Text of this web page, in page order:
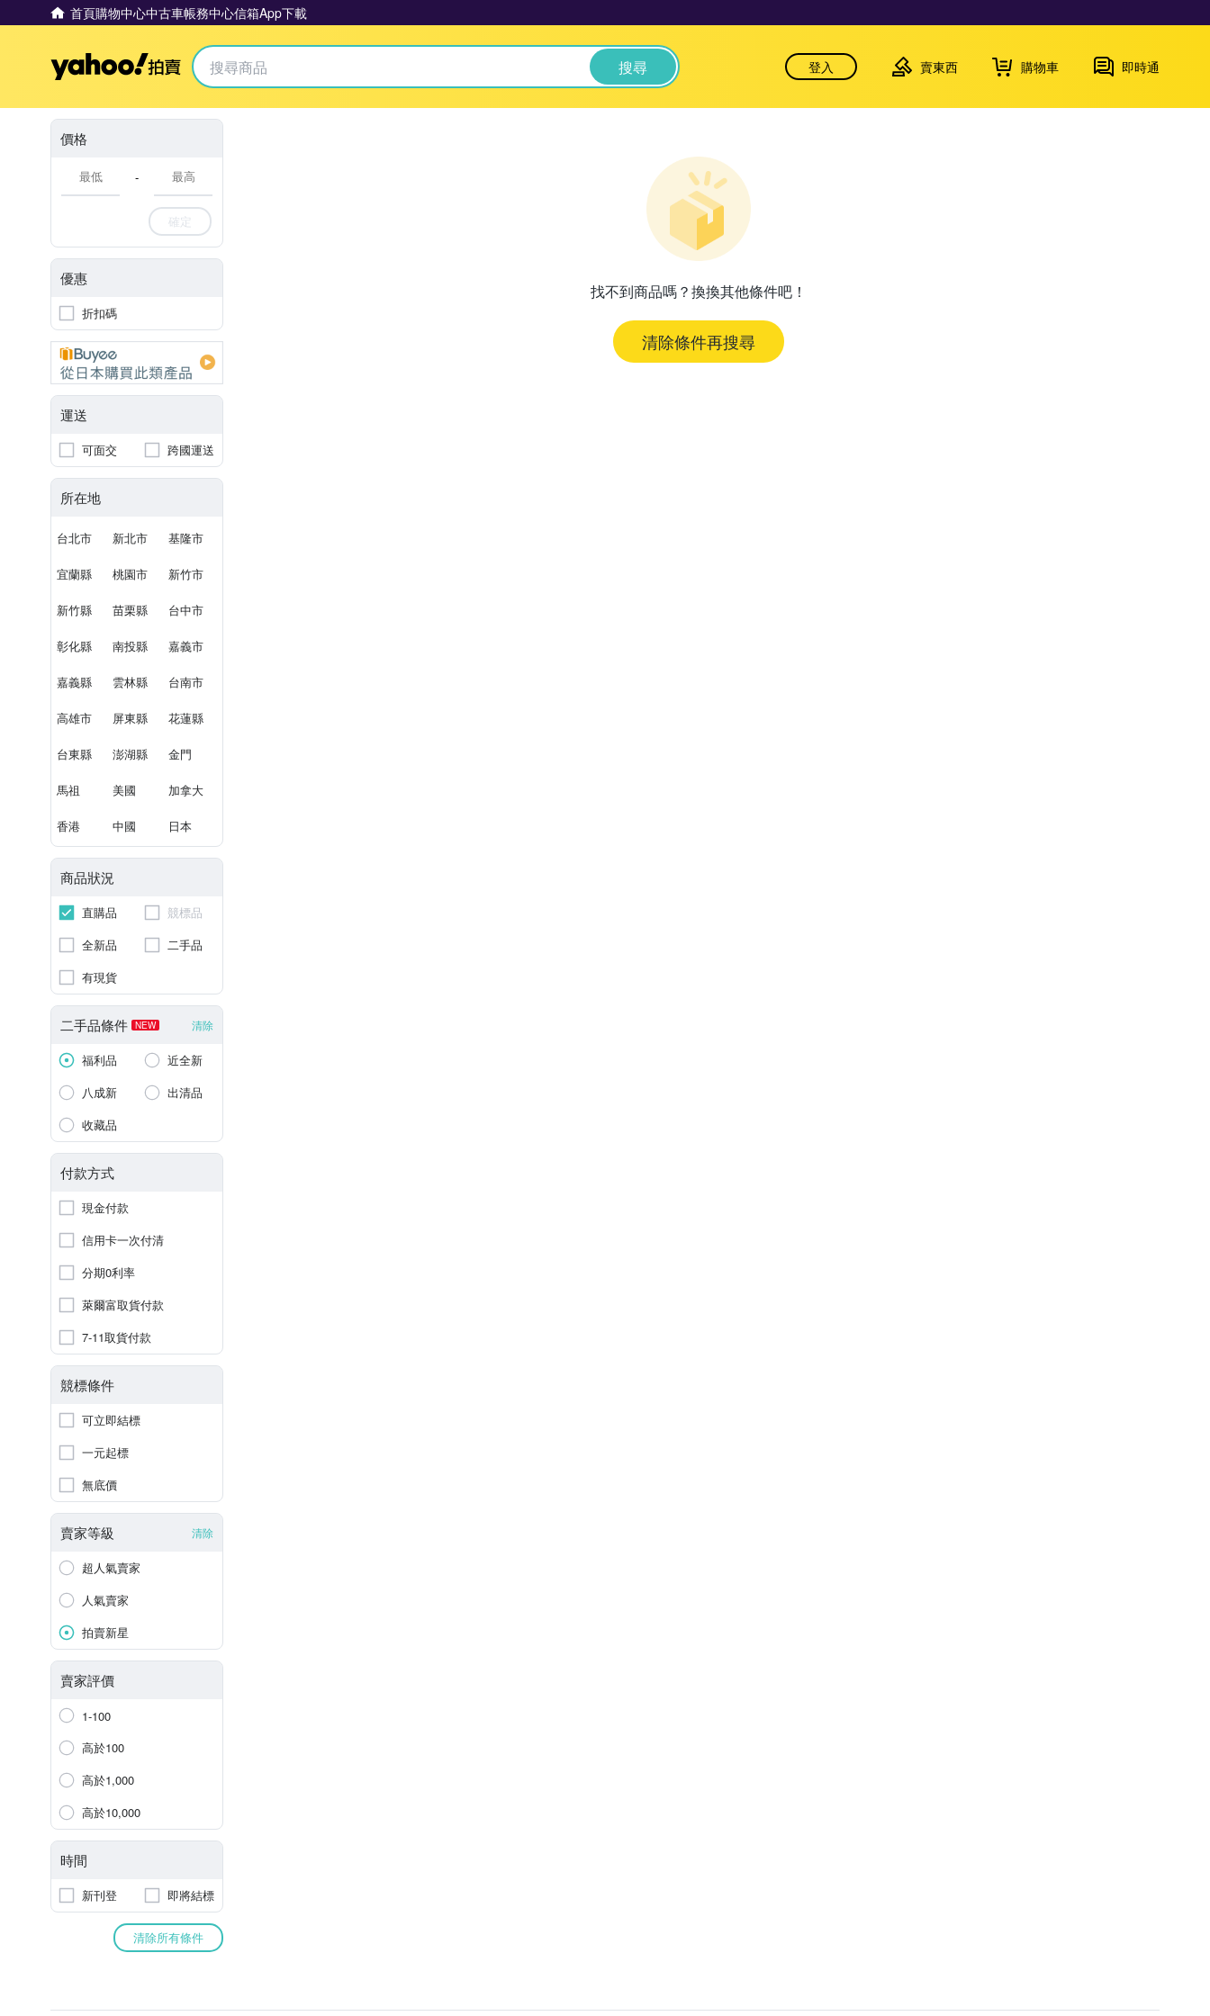
首頁購物中心中古車帳務中心信箱App下載
Yahoo拍賣 搜尋 登入 賣東西 購物車 即時通
價格
-
確定
優惠
折扣碼
運送
可面交 跨國運送
所在地
台北市 新北市 基隆市
宜蘭縣 桃園市 新竹市
新竹縣 苗栗縣 台中市
彰化縣 南投縣 嘉義市
嘉義縣 雲林縣 台南市
高雄市 屏東縣 花蓮縣
台東縣 澎湖縣 金門
馬祖 美國 加拿大
香港 中國 日本
商品狀況
直購品
競標品
全新品
二手品
有現貨
二手品條件 NEW 清除
福利品
近全新
八成新
出清品
收藏品
付款方式
現金付款
信用卡一次付清
分期0利率
萊爾富取貨付款
7-11取貨付款
競標條件
可立即結標
一元起標
無底價
賣家等級 清除
超人氣賣家
人氣賣家
拍賣新星
賣家評價
1-100
高於100
高於1,000
高於10,000
時間
新刊登 即將結標
清除所有條件
找不到商品嗎？換換其他條件吧！
清除條件再搜尋